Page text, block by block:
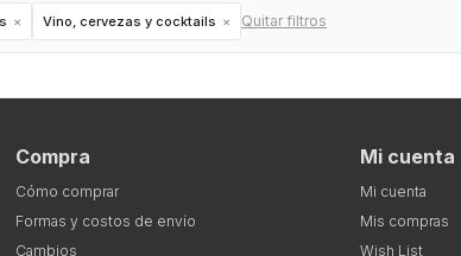
Vino, cervezas y cocktails Quitar filtros
Compra
Cómo comprar
Formas y costos de envío
Cambios
Mi cuenta
Mi cuenta
Mis compras
Wish List